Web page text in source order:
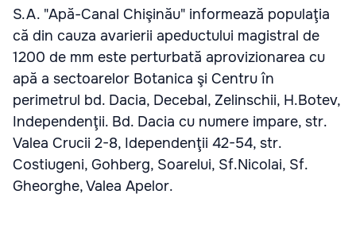
S.A. "Apă-Canal Chişinău" informează populaţia
că din cauza avarierii apeductului magistral de
1200 de mm este perturbată aprovizionarea cu
apă a sectoarelor Botanica şi Centru în
perimetrul bd. Dacia, Decebal, Zelinschii, H.Botev,
Independenţii. Bd. Dacia cu numere impare, str.
Valea Crucii 2-8, Idependenţii 42-54, str.
Costiugeni, Gohberg, Soarelui, Sf.Nicolai, Sf.
Gheorghe, Valea Apelor.